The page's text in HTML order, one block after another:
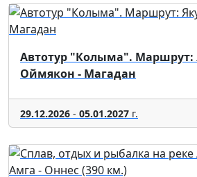
Автотур "Колыма". Маршрут:
Оймякон - Магадан
29.12.2026 - 05.01.2027 г.